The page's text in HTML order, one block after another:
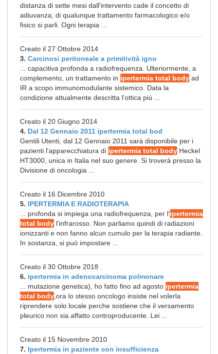
distanza di sette mesi dall'intervento cade il concetto di
adiuvanza; di qualunque trattamento farmacologico e/o
fisico si parli. Ogni terapia ...
Creato il 27 Ottobre 2014
3. Carcinosi peritoneale a primitività igno
... capacitiva profonda a radiofrequenza. Ulteriormente, a
complemento, un trattamento in ipertermia total body ad
IR a scopo immunomodulante sistemico. Data la
condizione attualmente descritta l'ottica più ...
Creato il 20 Giugno 2014
4. Dal 12 Gennaio 2011 ipertermia total bod
Gentili Utenti, dal 12 Gennaio 2011 sarà disponibile per i
pazienti l'apparecchiatura di ipertermia total body Heckel
HT3000, unica in Italia nel suo genere. Si troverà presso la
Divisione di oncologia ...
Creato il 16 Dicembre 2010
5. IPERTERMIA E RADIOTERAPIA
... profonda si impiega una radiofrequenza, per l'ipertermia
total body l'infrarosso. Non parliamo quindi di radiazioni
ionizzanti e non fanno alcun cumulo per la terapia radiante.
In sostanza, si può impostare ...
Creato il 30 Ottobre 2018
6. ipertermia in adenocarcinoma polmonare
... mutazione genetica), ho fatto fino ad agosto ipertermia
total body ,ora lo stesso oncologo insiste nel volerla
riprendere solo locale perche sostiene che il versamento
pleurico non sia affatto controproducente. Lei ...
Creato il 15 Novembre 2010
7. Ipertermia in paziente con insufficienza